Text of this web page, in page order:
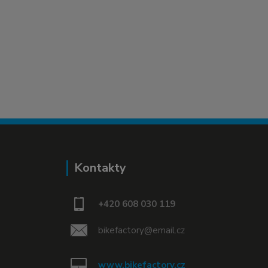
Kontakty
+420 608 030 119
bikefactory@email.cz
www.bikefactory.cz